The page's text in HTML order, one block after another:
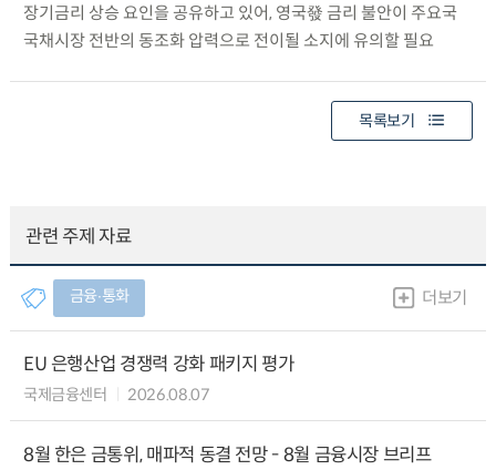
장기금리 상승 요인을 공유하고 있어, 영국發 금리 불안이 주요국
국채시장 전반의 동조화 압력으로 전이될 소지에 유의할 필요
목록보기
관련 주제 자료
금융∙통화 더보기
EU 은행산업 경쟁력 강화 패키지 평가
국제금융센터 2026.08.07
8월 한은 금통위, 매파적 동결 전망 - 8월 금융시장 브리프